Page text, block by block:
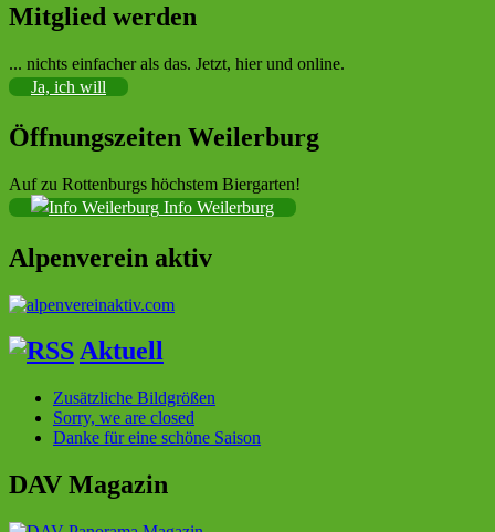
Sektion im Deutschen Alpenverein (DAV)
Mitglied werden
... nichts einfacher als das. Jetzt, hier und online.
Ja, ich will
Öffnungszeiten Weilerburg
Auf zu Rottenburgs höchstem Biergarten!
Info Weilerburg
Alpenverein aktiv
Aktuell
Zusätzliche Bildgrößen
Sorry, we are closed
Danke für eine schöne Saison
DAV Magazin